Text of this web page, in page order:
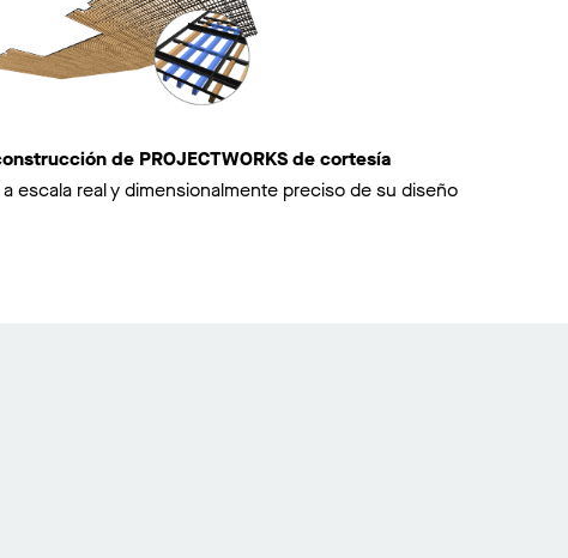
de PROJECTWORKS de cortesía
escala real y dimensionalmente preciso de su diseño